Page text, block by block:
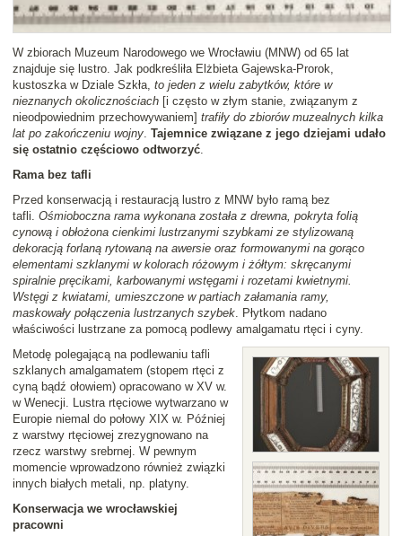
W zbiorach Muzeum Narodowego we Wrocławiu (MNW) od 65 lat
znajduje się lustro. Jak podkreśliła Elżbieta Gajewska-Prorok,
kustoszka w Dziale Szkła, to jeden z wielu zabytków, które w
nieznanych okolicznościach [i często w złym stanie, związanym z
nieodpowiednim przechowywaniem] trafiły do zbiorów muzealnych kilka
lat po zakończeniu wojny. Tajemnice związane z jego dziejami udało
się ostatnio częściowo odtworzyć.
Rama bez tafli
Przed konserwacją i restauracją lustro z MNW było ramą bez
tafli. Ośmioboczna rama wykonana została z drewna, pokryta folią
cynową i obłożona cienkimi lustrzanymi szybkami ze stylizowaną
dekoracją forlaną rytowaną na awersie oraz formowanymi na gorąco
elementami szklanymi w kolorach różowym i żółtym: skręcanymi
spiralnie pręcikami, karbowanymi wstęgami i rozetami kwietnymi.
Wstęgi z kwiatami, umieszczone w partiach załamania ramy,
maskowały połączenia lustrzanych szybek. Płytkom nadano
właściwości lustrzane za pomocą podlewy amalgamatu rtęci i cyny.
Metodę polegającą na podlewaniu tafli
szklanych amalgamatem (stopem rtęci z
cyną bądź ołowiem) opracowano w XV w.
w Wenecji. Lustra rtęciowe wytwarzano w
Europie niemal do połowy XIX w. Później
z warstwy rtęciowej zrezygnowano na
rzecz warstwy srebrnej. W pewnym
momencie wprowadzono również związki
innych białych metali, np. platyny.
Konserwacja we wrocławskiej
pracowni